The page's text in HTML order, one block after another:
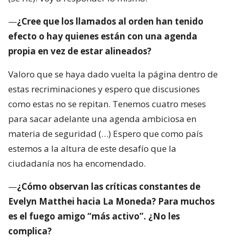
—¿Cree que los llamados al orden han tenido
efecto o hay quienes están con una agenda
propia en vez de estar alineados?
Valoro que se haya dado vuelta la página dentro de
estas recriminaciones y espero que discusiones
como estas no se repitan. Tenemos cuatro meses
para sacar adelante una agenda ambiciosa en
materia de seguridad (…) Espero que como país
estemos a la altura de este desafío que la
ciudadanía nos ha encomendado.
—¿Cómo observan las críticas constantes de
Evelyn Matthei hacia La Moneda? Para muchos
es el fuego amigo “más activo”. ¿No les
complica?